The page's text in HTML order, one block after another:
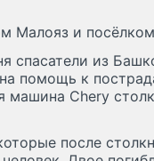
Малояз и
спасатели из
на помощь к
машина Chery
после